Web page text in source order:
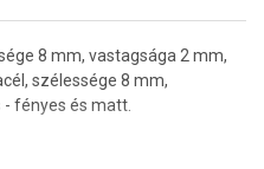
8 mm, vastagsága 2 mm,
szélessége 8 mm,
fényes és matt.